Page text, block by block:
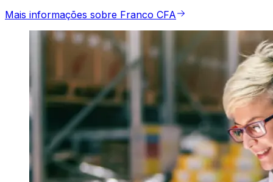
Mais informações sobre Franco CFA